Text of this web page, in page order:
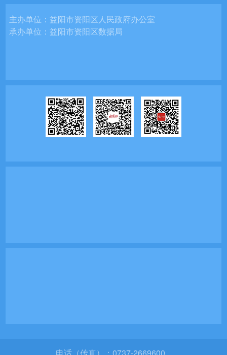
主办单位：益阳市资阳区人民政府办公室
承办单位：益阳市资阳区数据局